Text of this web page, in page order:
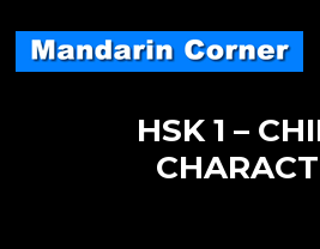
content
HSK 1 –